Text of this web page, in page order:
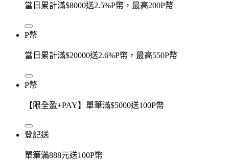
當日累計滿$8000送2.5%P幣，最高200P幣
P幣
當日累計滿$20000送2.6%P幣，最高550P幣
P幣
【限全盈+PAY】單筆滿$5000送100P幣
登記送
單筆滿888元送100P幣